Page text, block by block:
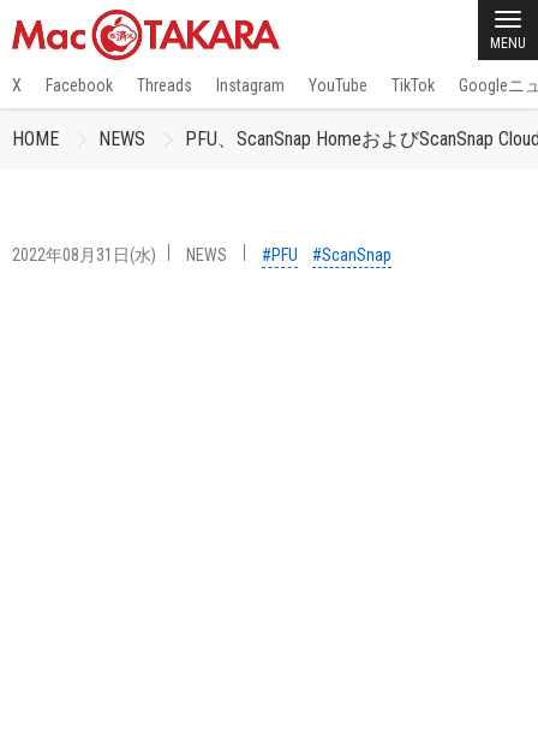
MENU
X Facebook Threads Instagram YouTube TikTok Googleニ
HOME NEWS PFU、ScanSnap HomeおよびScanSnap
2022年08月31日(水) NEWS #PFU #ScanSnap